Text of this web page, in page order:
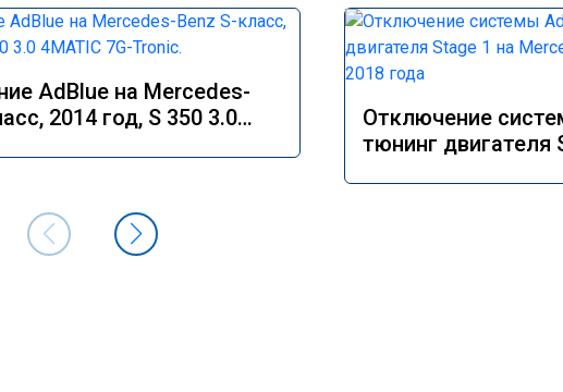
AdBlue на Mercedes-
2014 год, S 350 3.0
Отключение
тюнинг двигателя